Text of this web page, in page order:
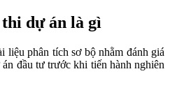
thi dự án là gì
liệu phân tích sơ bộ nhằm đánh giá
đầu tư trước khi tiến hành nghiên